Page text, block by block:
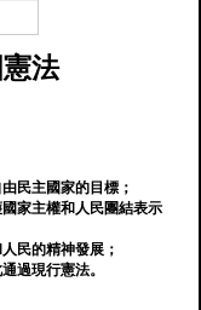
法
民主國家的目標；
家主權和人民團結表示
民的精神發展；
過現行憲法。